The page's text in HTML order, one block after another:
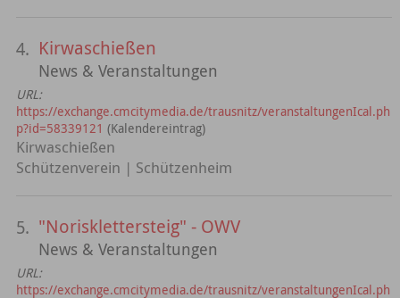
4. Kirwaschießen
News & Veranstaltungen
URL:
https://exchange.cmcitymedia.de/trausnitz/veranstaltungenIcal.ph
p?id=58339121 (Kalendereintrag)
Kirwaschießen
Schützenverein | Schützenheim
5. "Norisklettersteig" - OWV
News & Veranstaltungen
URL:
https://exchange.cmcitymedia.de/trausnitz/veranstaltungenIcal.ph